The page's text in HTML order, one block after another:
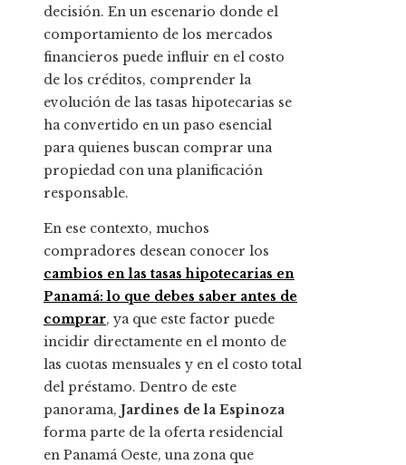
decisión. En un escenario donde el
comportamiento de los mercados
financieros puede influir en el costo
de los créditos, comprender la
evolución de las tasas hipotecarias se
ha convertido en un paso esencial
para quienes buscan comprar una
propiedad con una planificación
responsable.
En ese contexto, muchos
compradores desean conocer los
cambios en las tasas hipotecarias en
Panamá: lo que debes saber antes de
comprar, ya que este factor puede
incidir directamente en el monto de
las cuotas mensuales y en el costo total
del préstamo. Dentro de este
panorama, Jardines de la Espinoza
forma parte de la oferta residencial
en Panamá Oeste, una zona que